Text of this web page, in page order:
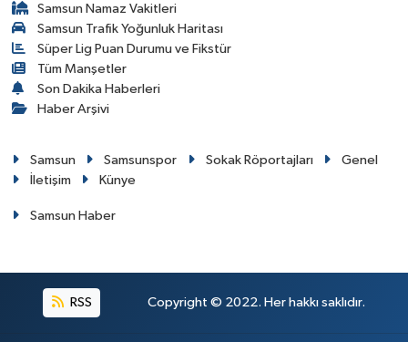
Samsun Namaz Vakitleri
Samsun Trafik Yoğunluk Haritası
Süper Lig Puan Durumu ve Fikstür
Tüm Manşetler
Son Dakika Haberleri
Haber Arşivi
Samsun Samsunspor Sokak Röportajları
Genel
İletişim
Künye
Samsun Haber
RSS Copyright © 2022. Her hakkı saklıdır.